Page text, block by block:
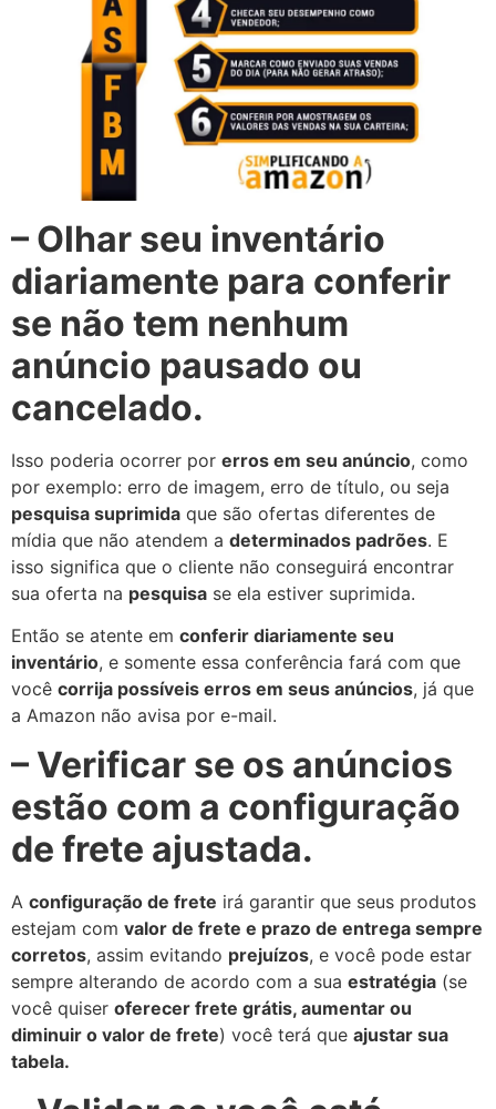
– Olhar seu inventário
diariamente para conferir
se não tem nenhum
anúncio pausado ou
cancelado.
Isso poderia ocorrer por erros em seu anúncio, como
por exemplo: erro de imagem, erro de título, ou seja
pesquisa suprimida que são ofertas diferentes de
mídia que não atendem a determinados padrões. E
isso significa que o cliente não conseguirá encontrar
sua oferta na pesquisa se ela estiver suprimida.
Então se atente em conferir diariamente seu
inventário, e somente essa conferência fará com que
você corrija possíveis erros em seus anúncios, já que
a Amazon não avisa por e-mail.
– Verificar se os anúncios
estão com a configuração
de frete ajustada.
A configuração de frete irá garantir que seus produtos
estejam com valor de frete e prazo de entrega sempre
corretos, assim evitando prejuízos, e você pode estar
sempre alterando de acordo com a sua estratégia (se
você quiser oferecer frete grátis, aumentar ou
diminuir o valor de frete) você terá que ajustar sua
tabela.